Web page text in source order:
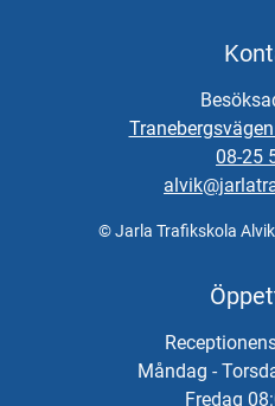
08-25
© Jarla Trafikskola
Måndag -
Fredag